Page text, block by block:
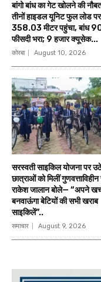
बांगो बांध का गेट खोलने की
तीनों हाइडल यूनिट फुल लोड
358.03 मीटर पहुंचा, बांध
फीसदी भरा; 9 हजार क्यूसेक...
कोरबा August 10, 2026
सरस्वती साइकिल योजना पर
छात्राओं को मिलीं
राकेश जालान बोले— “अपने
बनवाऊंगा बेटियों की सभी खराब
साइकिलें”..
समाचार August 9, 2026